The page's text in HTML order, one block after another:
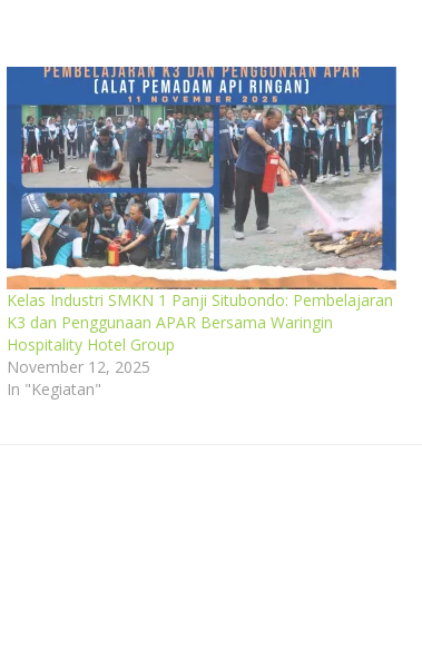
Kelas Industri SMKN 1 Panji Situbondo: Pembelajaran
K3 dan Penggunaan APAR Bersama Waringin
Hospitality Hotel Group
November 12, 2025
In "Kegiatan"